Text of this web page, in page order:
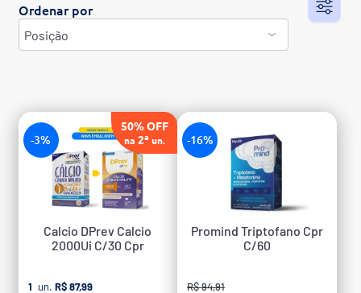
Ordenar por
50% OFF
na 2ª un.
-3%
Calcio DPrev Calcio
2000Ui C/30 Cpr
1 un. R$ 87,99
-16%
Promind Triptofano Cpr
C/60
R$ 94,91